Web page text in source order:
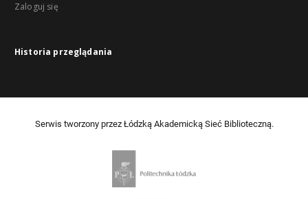
Zaloguj się
Historia przeglądania
Serwis tworzony przez Łódzką Akademicką Sieć Biblioteczną.